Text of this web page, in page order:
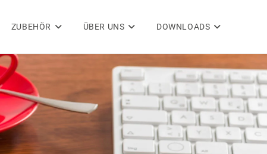
ZUBEHÖR ÜBER UNS DOWNLOADS